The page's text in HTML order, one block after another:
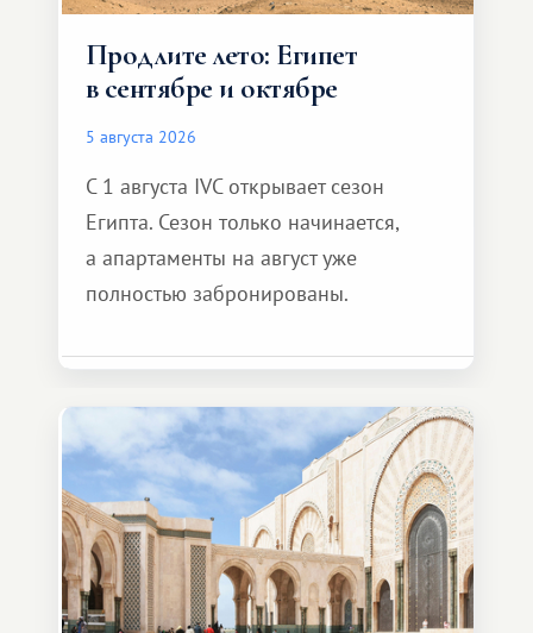
Продлите лето: Египет
в сентябре и октябре
5 августа 2026
С 1 августа IVC открывает сезон
Египта. Сезон только начинается,
а апартаменты на август уже
полностью забронированы.